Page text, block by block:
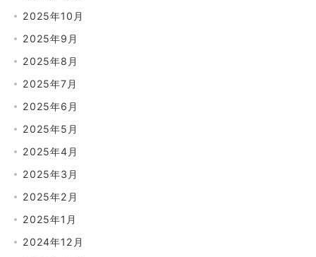
2025年10月
2025年9月
2025年8月
2025年7月
2025年6月
2025年5月
2025年4月
2025年3月
2025年2月
2025年1月
2024年12月